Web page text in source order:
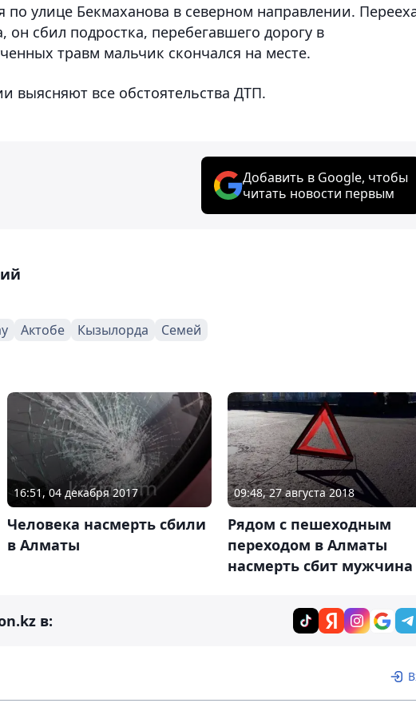
по улице Бекмаханова в северном направлении.
сбил подростка, перебегавшего дорогу в
травм мальчик скончался на месте.
выясняют все обстоятельства ДТП.
Добавить в Google, чтобы
читать новости первым
Актобе Кызылорда Семей
16:51, 04 декабря 2017
Человека насмерть сбили
в Алматы
09:48, 27 августа 2018
Рядом с пешеходным
переходом в Алматы
насмерть сбит мужчина
в: